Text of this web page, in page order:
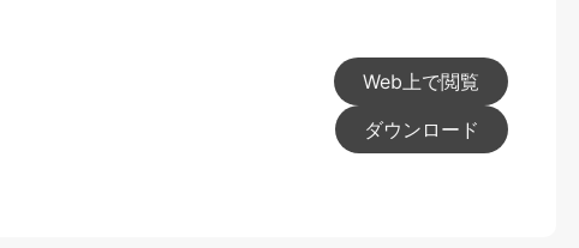
Web上で閲覧
ダウンロード